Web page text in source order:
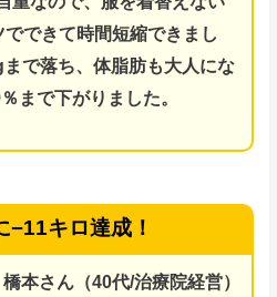
できて時間短縮できまし
で落ち、体脂肪も大人にな
まで下がりました。
−11キロ達成！
橋本さん（40代/治療院経営）